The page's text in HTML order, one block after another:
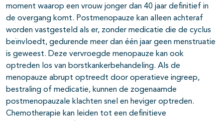
moment waarop een vrouw jonger dan 40 jaar definitief in
de overgang komt. Postmenopauze kan alleen achteraf
worden vastgesteld als er, zonder medicatie die de cyclus
beïnvloedt, gedurende meer dan één jaar geen menstruatie
is geweest. Deze vervroegde menopauze kan ook
optreden los van borstkankerbehandeling. Als de
menopauze abrupt optreedt door operatieve ingreep,
bestraling of medicatie, kunnen de zogenaamde
postmenopauzale klachten snel en heviger optreden.
Chemotherapie kan leiden tot een definitieve